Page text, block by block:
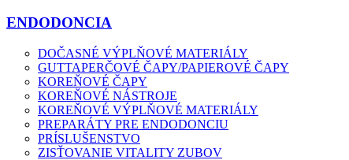
ENDODONCIA
DOČASNÉ VÝPLŇOVÉ MATERIÁLY
GUTTAPERČOVÉ ČAPY/PAPIEROVÉ ČAPY
KOREŇOVÉ ČAPY
KOREŇOVÉ NÁSTROJE
KOREŇOVÉ VÝPLŇOVÉ MATERIÁLY
PREPARÁTY PRE ENDODONCIU
PRÍSLUŠENSTVO
ZISŤOVANIE VITALITY ZUBOV